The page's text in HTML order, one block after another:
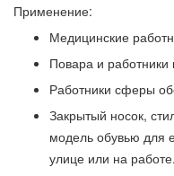
Применение:
Медицинские
Повара и работники
Работники сферы
Закрытый носок,
модель обувью для
улице или на работе.